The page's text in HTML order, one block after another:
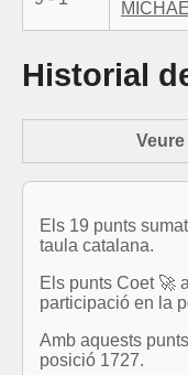
Historial
Els 19 punts
taula catalana.
Els punts Coet 🚀
participació en la
Amb aquests
posició 1727.